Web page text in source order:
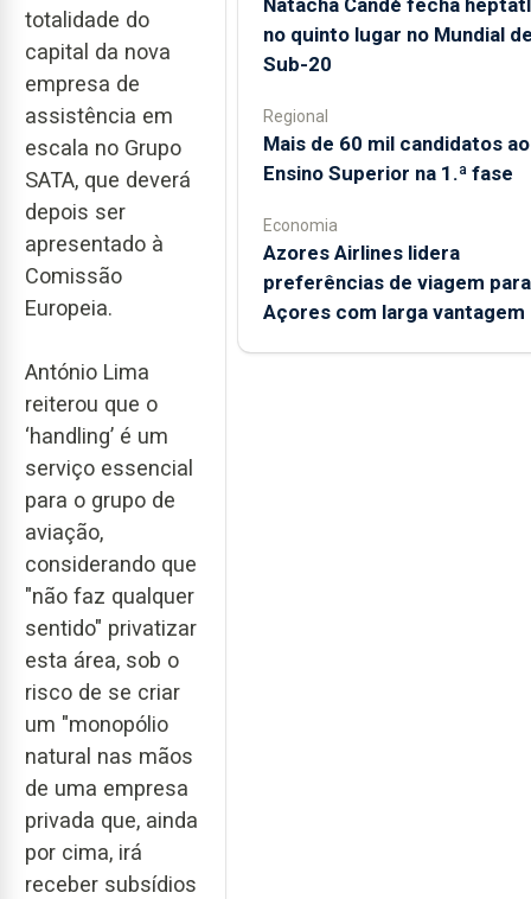
totalidade do
capital da nova
empresa de
assistência em
escala no Grupo
SATA, que deverá
depois ser
apresentado à
Comissão
Europeia.
António Lima
reiterou que o
‘handling’ é um
serviço essencial
para o grupo de
aviação,
considerando que
"não faz qualquer
sentido" privatizar
esta área, sob o
risco de se criar
um "monopólio
natural nas mãos
de uma empresa
privada que, ainda
por cima, irá
receber subsídios
no quinto lugar no Mundial
Sub-20
Regional
Mais de 60 mil candidatos ao
Ensino Superior na 1.ª fase
Economia
Azores Airlines lidera
preferências de viagem
Açores com larga vantagem